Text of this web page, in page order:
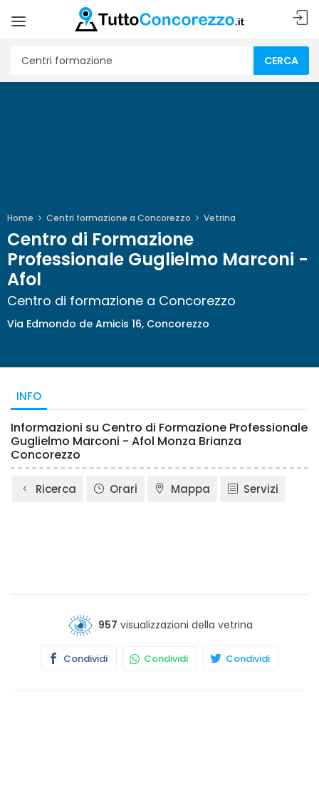
CERCA
Home Centri formazione a Concorezzo Vetrina
Centro di Formazione
Professionale Guglielmo Marconi -
Afol
Centro di formazione a Concorezzo
Via Edmondo de Amicis 16, Concorezzo
INFO
Informazioni su Centro di Formazione Professionale
Guglielmo Marconi - Afol Monza Brianza
Concorezzo
Ricerca Orari Mappa Servizi
957 visualizzazioni della vetrina
Condividi Condividi Condividi